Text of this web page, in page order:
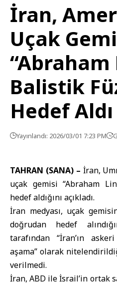
İran,
Uçak
“Abraham
Balistik
Hedef Aldı
Yayınlandı: 2026/03/01 7:23 PM
TAHRAN (SANA) – İran,
uçak gemisi “Abraham
hedef aldığını açıkladı.
İran medyası, uçak
doğrudan hedef
tarafından “İran’ın
aşama” olarak
verilmedi.
İran, ABD ile İsrail’in ortak